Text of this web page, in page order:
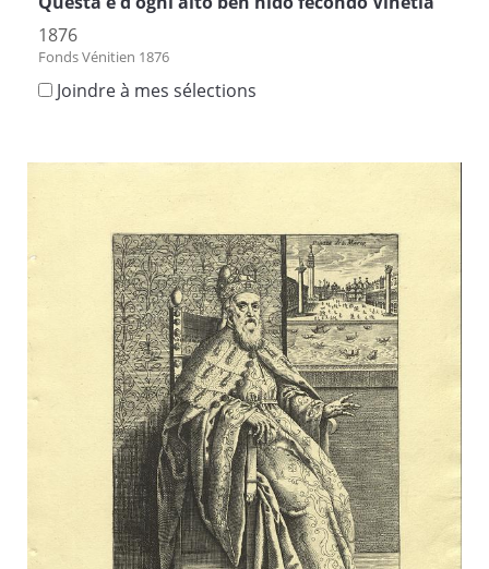
1876
Fonds Vénitien 1876
Joindre à mes sélections